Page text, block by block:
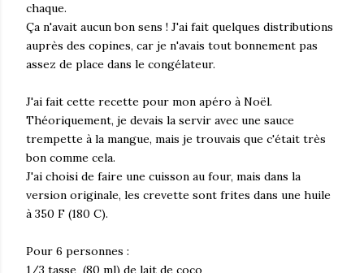
chaque.
Ça n'avait aucun bon sens ! J'ai fait quelques distributions
auprès des copines, car je n'avais tout bonnement pas
assez de place dans le congélateur.
J'ai fait cette recette pour mon apéro à Noël.
Théoriquement, je devais la servir avec une sauce
trempette à la mangue, mais je trouvais que c'était très
bon comme cela.
J'ai choisi de faire une cuisson au four, mais dans la
version originale, les crevette sont frites dans une huile
à 350 F (180 C).
Pour 6 personnes :
1/3 tasse (80 ml) de lait de coco